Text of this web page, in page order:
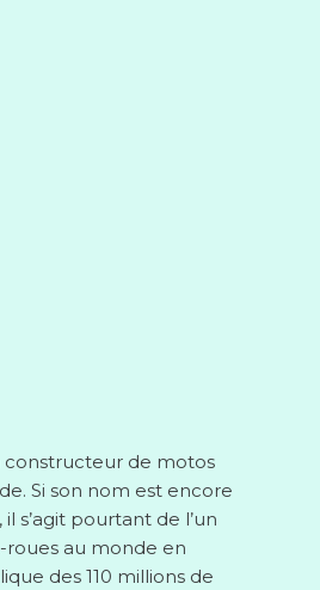
constructeur de motos
Si son nom est encore
s’agit pourtant de l’un
roues au monde en
des 110 millions de